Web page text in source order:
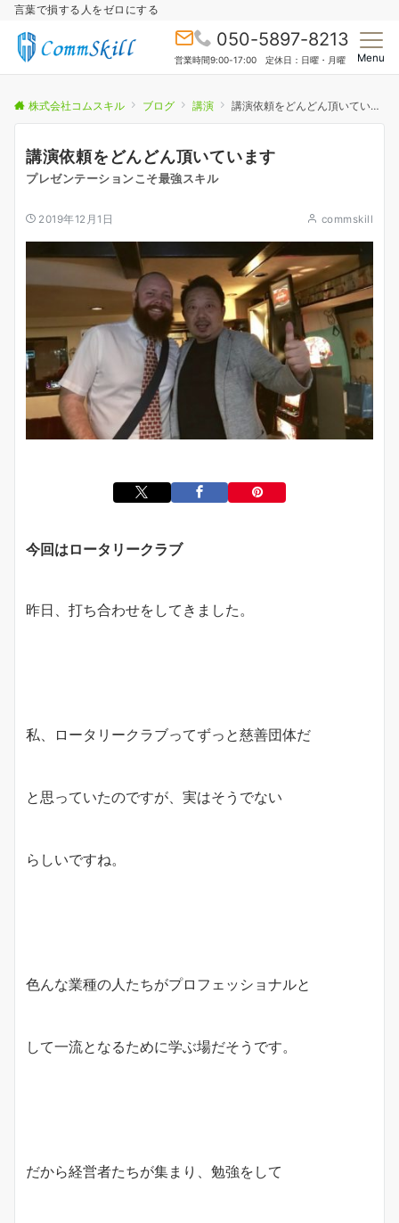
言葉で損する人をゼロにする
050-5897-8213
営業時間9:00-17:00 定休日：日曜・月曜 Menu
株式会社コムスキル ブログ 講演 講演依頼をどんどん頂いています
講演依頼をどんどん頂いています
プレゼンテーションこそ最強スキル
2019年12月1日 commskill
今回はロータリークラブ
昨日、打ち合わせをしてきました。
私、ロータリークラブってずっと慈善団体だ
と思っていたのですが、実はそうでない
らしいですね。
色んな業種の人たちがプロフェッショナルと
して一流となるために学ぶ場だそうです。
だから経営者たちが集まり、勉強をして